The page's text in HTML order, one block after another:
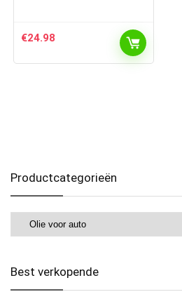
€24.98
Productcategorieën
Best verkopende